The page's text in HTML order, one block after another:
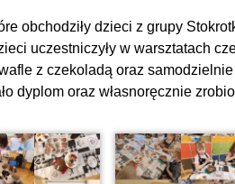
obchodziły dzieci z grupy
uczestniczyły w warsztatach
z czekoladą oraz
dyplom oraz własnoręcznie